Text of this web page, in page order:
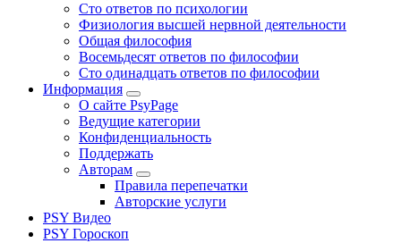
Сто ответов по психологии
Физиология высшей нервной деятельности
Общая философия
Восемьдесят ответов по философии
Сто одинадцать ответов по философии
Информация
О сайте PsyPage
Ведущие категории
Конфиденциальность
Поддержать
Авторам
Правила перепечатки
Авторские услуги
PSY Видео
PSY Гороскоп